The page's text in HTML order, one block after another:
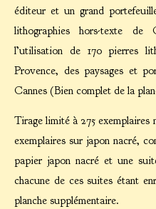
éditeur et un grand
lithographies hors-texte de
l’utilisation de 170 pierres
Provence, des paysages et
Cannes (Bien complet de la
Tirage limité à 275 exemplaires
exemplaires sur japon nacré,
papier japon nacré et une
chacune de ces suites étant
planche supplémentaire.